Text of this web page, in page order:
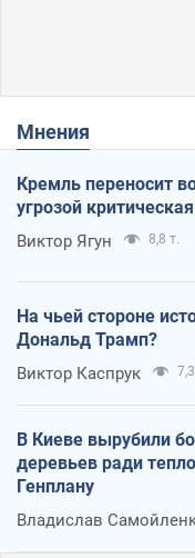
Мнения
Кремль переносит
угрозой
Виктор Ягун 8,8 т.
На чьей стороне
Дональд Трамп?
Виктор Каспрук
В Киеве вырубили
деревьев ради
Генплану
Владислав